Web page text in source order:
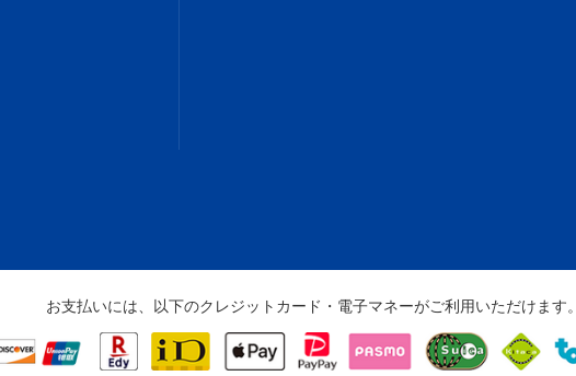
お支払いには、以下のクレジットカード・電子マネーがご利用いただけます。